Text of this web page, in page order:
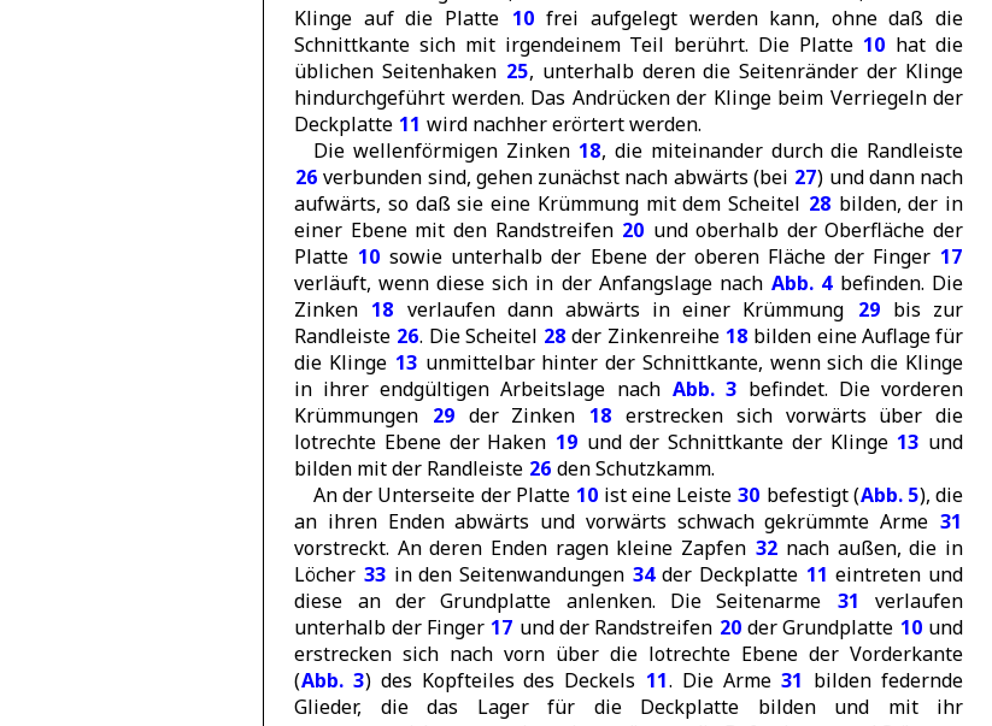
Klinge auf die Platte 10 frei aufgelegt werden kann, ohne daß die
Schnittkante sich mit irgendeinem Teil berührt. Die Platte 10 hat die
üblichen Seitenhaken 25, unterhalb deren die Seitenränder der Klinge
hindurchgeführt werden. Das Andrücken der Klinge beim Verriegeln der
Deckplatte 11 wird nachher erörtert werden.
Die wellenförmigen Zinken 18, die miteinander durch die Randleiste
26 verbunden sind, gehen zunächst nach abwärts (bei 27) und dann nach
aufwärts, so daß sie eine Krümmung mit dem Scheitel 28 bilden, der in
einer Ebene mit den Randstreifen 20 und oberhalb der Oberfläche der
Platte 10 sowie unterhalb der Ebene der oberen Fläche der Finger 17
verläuft, wenn diese sich in der Anfangslage nach Abb. 4befinden. Die
Zinken 18 verlaufen dann abwärts in einer Krümmung 29 bis zur
Randleiste 26. Die Scheitel 28 der Zinkenreihe 18 bilden eine Auflage für
die Klinge 13 unmittelbar hinter der Schnittkante, wenn sich die Klinge
in ihrer endgültigen Arbeitslage nach Abb. 3 befindet. Die vorderen
Krümmungen 29 der Zinken 18 erstrecken sich vorwärts über die
lotrechte Ebene der Haken 19 und der Schnittkante der Klinge 13 und
bilden mit der Randleiste 26 den Schutzkamm.
An der Unterseite der Platte 10 ist eine Leiste 30 befestigt (Abb. 5), die
an ihren Enden abwärts und vorwärts schwach gekrümmte Arme 31
vorstreckt. An deren Enden ragen kleine Zapfen 32 nach außen, die in
Löcher 33 in den Seitenwandungen 34der Deckplatte 11 eintreten und
diese an der Grundplatte anlenken. Die Seitenarme 31
verlaufen
unterhalb der Finger 17 und der Randstreifen 20 der Grundplatte 10 und
erstrecken sich nach vorn über die lotrechte Ebene der Vorderkante
(Abb. 3) des Kopfteiles des Deckels 11. Die Arme 31 bilden federnde
Glieder, die das Lager für die Deckplatte bilden und mit ihr